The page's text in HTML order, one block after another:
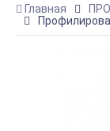
Главная